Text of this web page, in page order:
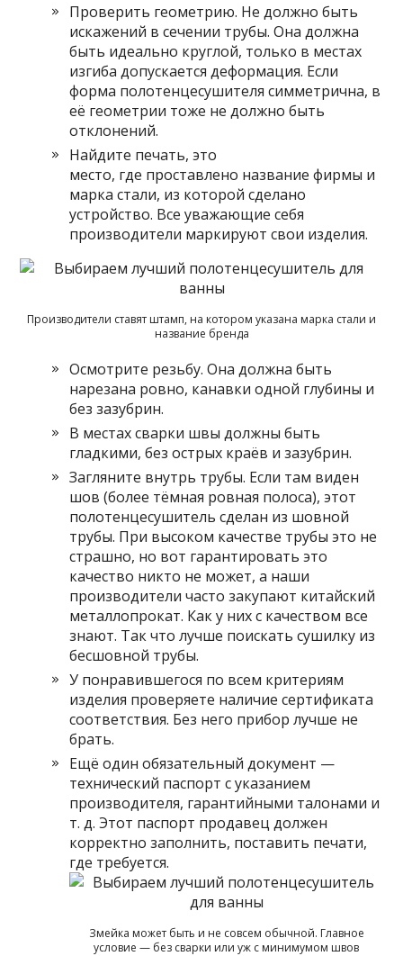
Проверить геометрию. Не должно быть
искажений в сечении трубы. Она должна
быть идеально круглой, только в местах
изгиба допускается деформация. Если
форма полотенцесушителя симметрична, в
её геометрии тоже не должно быть
отклонений.
Найдите печать, это
место, где проставлено название фирмы и
марка стали, из которой сделано
устройство. Все уважающие себя
производители маркируют свои изделия.
Производители ставят штамп, на котором указана марка стали и
название бренда
Осмотрите резьбу. Она должна быть
нарезана ровно, канавки одной глубины и
без зазубрин.
В местах сварки швы должны быть
гладкими, без острых краёв и зазубрин.
Загляните внутрь трубы. Если там виден
шов (более тёмная ровная полоса), этот
полотенцесушитель сделан из шовной
трубы. При высоком качестве трубы это не
страшно, но вот гарантировать это
качество никто не может, а наши
производители часто закупают китайский
металлопрокат. Как у них с качеством все
знают. Так что лучше поискать сушилку из
бесшовной трубы.
У понравившегося по всем критериям
изделия проверяете наличие сертификата
соответствия. Без него прибор лучше не
брать.
Ещё один обязательный документ —
технический паспорт с указанием
производителя, гарантийными талонами и
т. д. Этот паспорт продавец должен
корректно заполнить, поставить печати,
где требуется.
Змейка может быть и не совсем обычной. Главное
условие — без сварки или уж с минимумом швов